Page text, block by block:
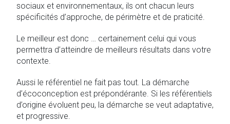
sociaux et environnementaux, ils ont chacun leurs
spécificités d’approche, de périmètre et de praticité.
Le meilleur est donc … certainement celui qui vous
permettra d’atteindre de meilleurs résultats dans votre
contexte.
Aussi le référentiel ne fait pas tout. La démarche
d’écoconception est prépondérante. Si les référentiels
d’origine évoluent peu, la démarche se veut adaptative,
et progressive.